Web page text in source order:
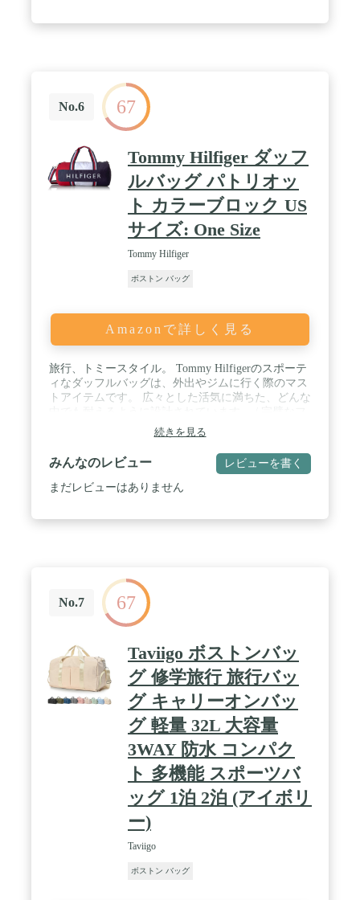
No.6 67
Tommy Hilfiger ダッフ
ルバッグ パトリオッ
ト カラーブロック US
サイズ: One Size
Tommy Hilfiger
ボストン バッグ
Amazonで詳しく見る
旅行、トミースタイル。 Tommy Hilfigerのスポーテ
ィなダッフルバッグは、外出やジムに行く際のマス
トアイテムです。 広々とした活気に満ちた、どんな
ィット感: 柔らかく丈夫なナイロンハンドル2つでデ
ザインされたTommy Hilfigerのダッフルバッグは、
着脱可能で調節可能なクロスボディストラップのお
かげで、外出先でも快適です。 / トラベルライト:
巧みなデザインで、Tommyのトラベルダッフルバッ
ッグは、ラベルのグラフィックのオーバーサイズロ
ゴとサイドにフラッグの刺繍で磨かれています - ト
ミーヒルフィガーデザインのシグネチャーです。
続きを見る
みんなのレビュー レビューを書く
まだレビューはありません
No.7 67
Taviigo ボストンバッ
グ 修学旅行 旅行バッ
グ キャリーオンバッ
グ 軽量 32L 大容量
3WAY 防水 コンパク
ト 多機能 スポーツバ
ッグ 1泊 2泊 (アイボリ
ー)
Taviigo
ボストン バッグ